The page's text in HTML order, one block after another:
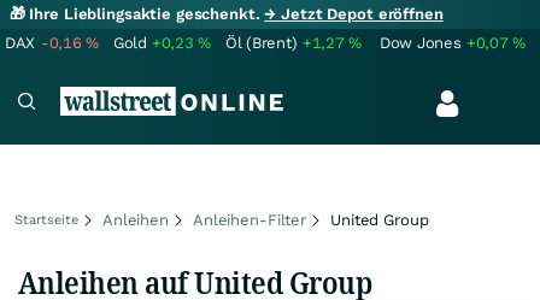
🎁 Ihre Lieblingsaktie geschenkt.→ Jetzt Depot eröffnen
DAX -0,16% Gold +0,23% Öl (Brent) +1,27% Dow Jones +0,07%
Startseite Anleihen Anleihen-Filter United Group
Anleihen auf United Group